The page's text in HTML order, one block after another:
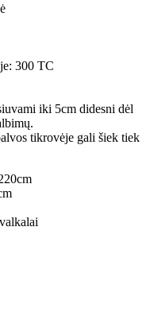
300 TC
iki 5cm didesni dėl
tikrovėje gali šiek tiek